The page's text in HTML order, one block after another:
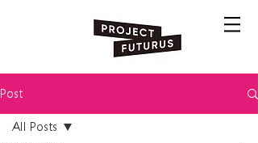
Post
All Posts